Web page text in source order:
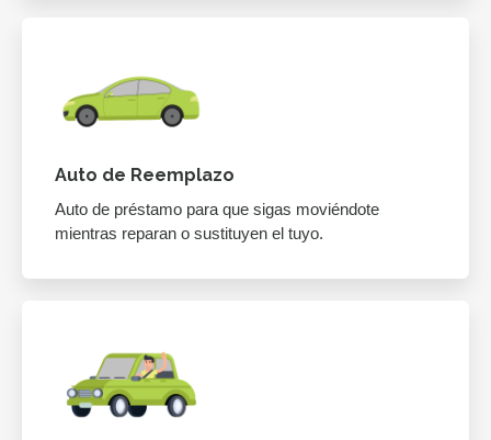
Auto de Reemplazo
Auto de préstamo para que sigas moviéndote
mientras reparan o sustituyen el tuyo.